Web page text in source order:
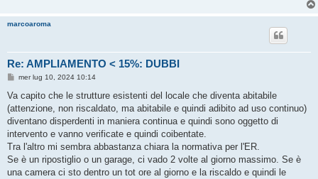
marcoaroma
Re: AMPLIAMENTO < 15%: DUBBI
M
s
a
g
i
o
mer lug 10, 2024 10:14
Va capito che le strutture esistenti del locale che diventa abitabile
(attenzione, non riscaldato, ma abitabile e quindi adibito ad uso continuo)
diventano disperdenti in maniera continua e quindi sono oggetto di
intervento e vanno verificate e quindi coibentate.
Tra l'altro mi sembra abbastanza chiara la normativa per l'ER.
Se è un ripostiglio o un garage, ci vado 2 volte al giorno massimo. Se è
una camera ci sto dentro un tot ore al giorno e la riscaldo e quindi le